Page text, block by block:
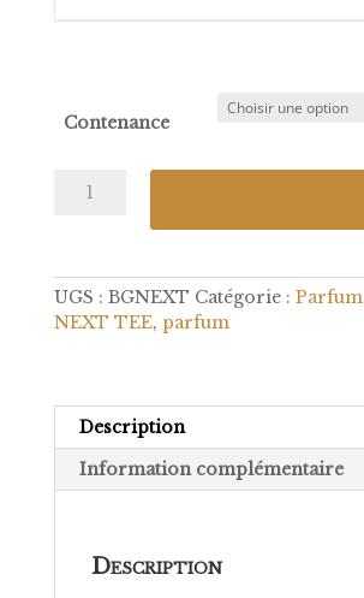
Contenance
quantité
UGS : BGNEXT Catégorie : Parfum
NEXT TEE, parfum
Description
Information complémentaire
DESCRIPTION